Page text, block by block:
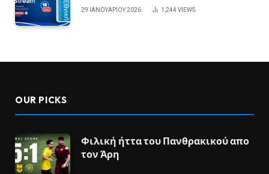
29 ΙΑΝΟΥΑΡΊΟΥ 2026 1,244 VIEWS
OUR PICKS
Φιλική ήττα του Πανθρακικού απο
τον Άρη